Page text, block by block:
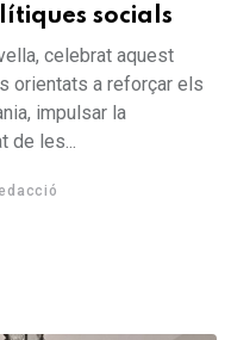
socials
celebrat aquest
orientats a reforçar els
impulsar la
les...